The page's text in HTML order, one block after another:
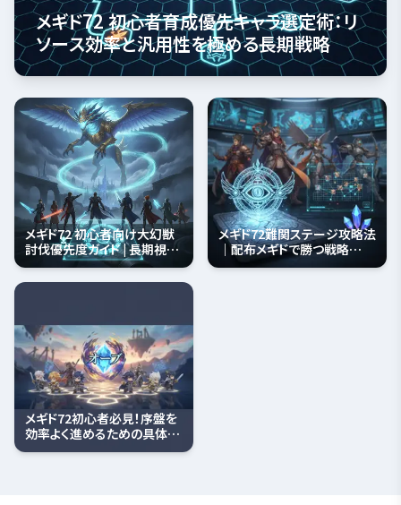
メギド72 初心者育成優先キャラ選定術：リ
ソース効率と汎用性を極める長期戦略
メギド72 初心者向け大幻獣
討伐優先度ガイド | 長期視点
で効率アップ
メギド72難関ステージ攻略法
｜配布メギドで勝つ戦略
【megido72-portal】
メギド72初心者必見！序盤を
効率よく進めるための具体的
な戦略と育成術